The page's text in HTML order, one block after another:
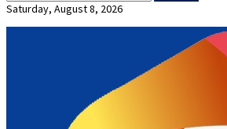
Saturday, August 8, 2026